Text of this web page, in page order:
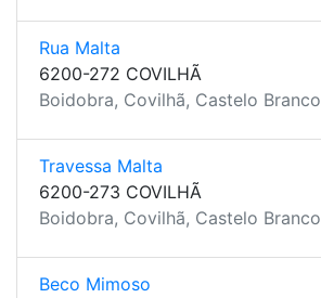
Rua Malta
6200-272 COVILHÃ
Boidobra, Covilhã, Castelo Branco
Travessa Malta
6200-273 COVILHÃ
Boidobra, Covilhã, Castelo Branco
Beco Mimoso